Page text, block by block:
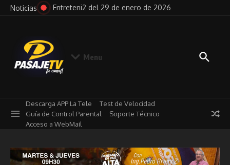
Saltar al contenido
Noticias
2026 Pensando en Voz Alta del 29 de enero de 2026
Menu
Descarga APP La Tele
Test de Velocidad
Guía de Control Parental
Soporte Técnico
Acceso a WebMail